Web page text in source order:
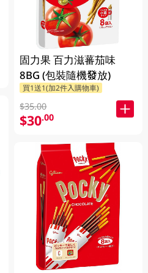
固力果 百力滋蕃茄味
8BG (包裝隨機發放)
買1送1(加2件入購物車)
$35.00
$30.00